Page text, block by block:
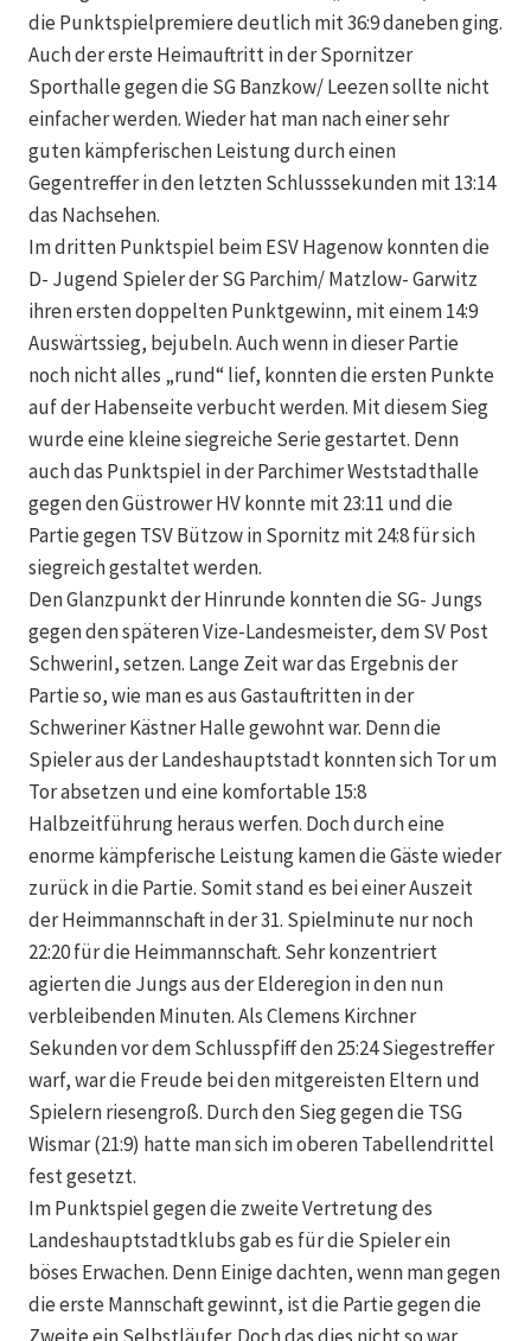
die Punktspielpremiere deutlich mit 36:9 daneben ging.
Auch der erste Heimauftritt in der Spornitzer
Sporthalle gegen die SG Banzkow/ Leezen sollte nicht
einfacher werden. Wieder hat man nach einer sehr
guten kämpferischen Leistung durch einen
Gegentreffer in den letzten Schlusssekunden mit 13:14
das Nachsehen.
Im dritten Punktspiel beim ESV Hagenow konnten die
D- Jugend Spieler der SG Parchim/ Matzlow- Garwitz
ihren ersten doppelten Punktgewinn, mit einem 14:9
Auswärtssieg, bejubeln. Auch wenn in dieser Partie
noch nicht alles „rund“ lief, konnten die ersten Punkte
auf der Habenseite verbucht werden. Mit diesem Sieg
wurde eine kleine siegreiche Serie gestartet. Denn
auch das Punktspiel in der Parchimer Weststadthalle
gegen den Güstrower HV konnte mit 23:11 und die
Partie gegen TSV Bützow in Spornitz mit 24:8 für sich
siegreich gestaltet werden.
Den Glanzpunkt der Hinrunde konnten die SG- Jungs
gegen den späteren Vize-Landesmeister, dem SV Post
SchwerinI, setzen. Lange Zeit war das Ergebnis der
Partie so, wie man es aus Gastauftritten in der
Schweriner Kästner Halle gewohnt war. Denn die
Spieler aus der Landeshauptstadt konnten sich Tor um
Tor absetzen und eine komfortable 15:8
Halbzeitführung heraus werfen. Doch durch eine
enorme kämpferische Leistung kamen die Gäste wieder
zurück in die Partie. Somit stand es bei einer Auszeit
der Heimmannschaft in der 31. Spielminute nur noch
22:20 für die Heimmannschaft. Sehr konzentriert
agierten die Jungs aus der Elderegion in den nun
verbleibenden Minuten. Als Clemens Kirchner
Sekunden vor dem Schlusspfiff den 25:24 Siegestreffer
warf, war die Freude bei den mitgereisten Eltern und
Spielern riesengroß. Durch den Sieg gegen die TSG
Wismar (21:9) hatte man sich im oberen Tabellendrittel
fest gesetzt.
Im Punktspiel gegen die zweite Vertretung des
Landeshauptstadtklubs gab es für die Spieler ein
böses Erwachen. Denn Einige dachten, wenn man gegen
die erste Mannschaft gewinnt, ist die Partie gegen die